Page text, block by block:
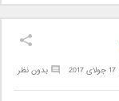
بدون نظر 17 جولای 2017